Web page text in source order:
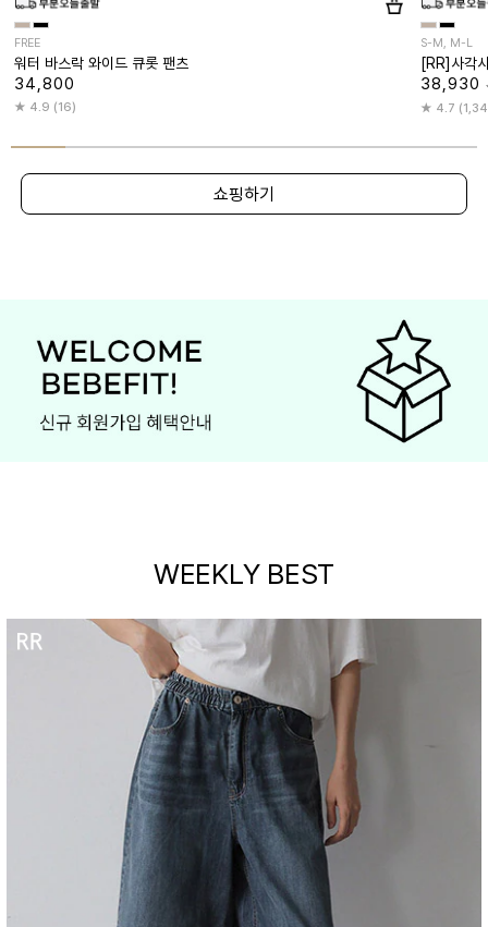
FREE
워터 바스락 와이드 큐롯 팬츠
34,800
4.9 (16)
S-M, M-L
[RR]사각
38,930
4.7
쇼핑하기
WEEKLY BEST